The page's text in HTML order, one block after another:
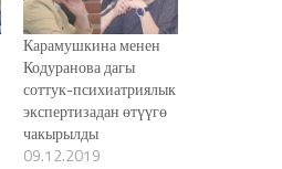
Карамушкина менен
Кодуранова дагы
соттук-психиатриялык
экспертизадан өтүүгө
чакырылды
09.12.2019